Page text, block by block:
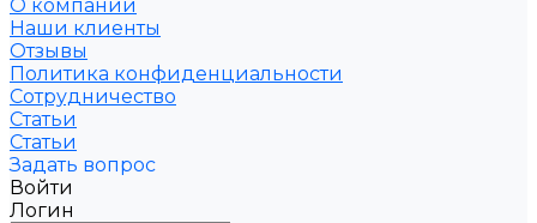
О компании
Наши клиенты
Отзывы
Политика конфиденциальности
Сотрудничество
Статьи
Статьи
Задать вопрос
Войти
Логин